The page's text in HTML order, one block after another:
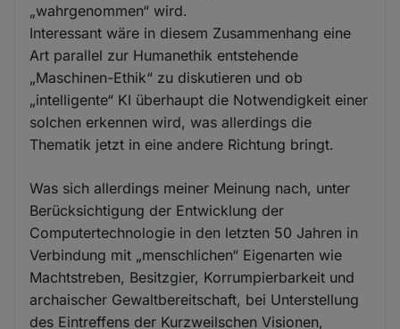
„wahrgenommen“ wird.
Interessant wäre in diesem Zusammenhang eine
Art parallel zur Humanethik entstehende
„Maschinen-Ethik“ zu diskutieren und ob
„intelligente“ KI überhaupt die Notwendigkeit einer
solchen erkennen wird, was allerdings die
Thematik jetzt in eine andere Richtung bringt.
Was sich allerdings meiner Meinung nach, unter
Berücksichtigung der Entwicklung der
Computertechnologie in den letzten 50 Jahren in
Verbindung mit „menschlichen“ Eigenarten wie
Machtstreben, Besitzgier, Korrumpierbarkeit und
archaischer Gewaltbereitschaft, bei Unterstellung
des Eintreffens der Kurzweilschen Visionen,